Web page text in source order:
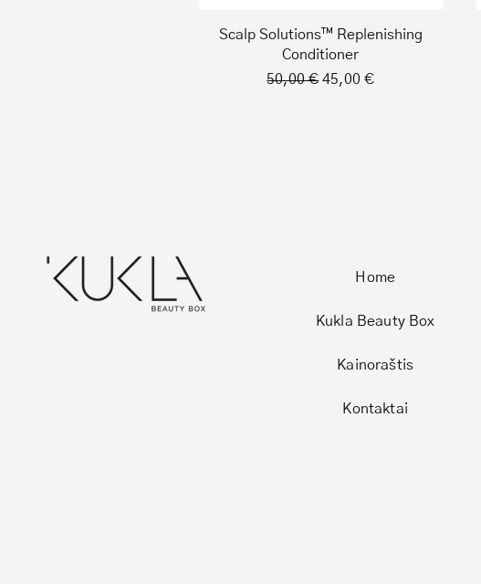
Quick View
Scalp Solutions™ Replenishing
Conditioner
Regular Price
50,00 € Sale Price
45,00 €
Home
Kukla Beauty Box
Kainoraštis
Kontaktai